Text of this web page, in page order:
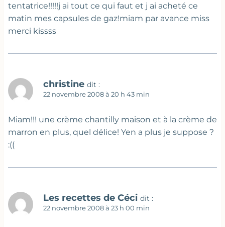
tentatrice!!!!!j ai tout ce qui faut et j ai acheté ce
matin mes capsules de gaz!miam par avance miss
merci kissss
christine dit :
22 novembre 2008 à 20 h 43 min
Miam!!! une crème chantilly maison et à la crème de
marron en plus, quel délice! Yen a plus je suppose ?
:((
Les recettes de Céci dit :
22 novembre 2008 à 23 h 00 min